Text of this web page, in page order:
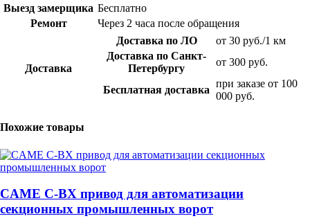
Выезд замерщика Бесплатно
Ремонт
Через 2 часа после обращения
Доставка
Доставка по ЛО
от 30 руб./1 км
Доставка по Санкт-
Петербургу
от 300 руб.
Бесплатная доставка
при заказе от 100
000 руб.
Похожие товары
CAME C-BX привод для автоматизации
секционных промышленных ворот